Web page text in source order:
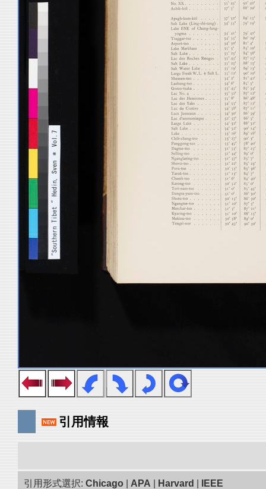
引用情報
引用形式選択: Chicago APA Harvard IEEE